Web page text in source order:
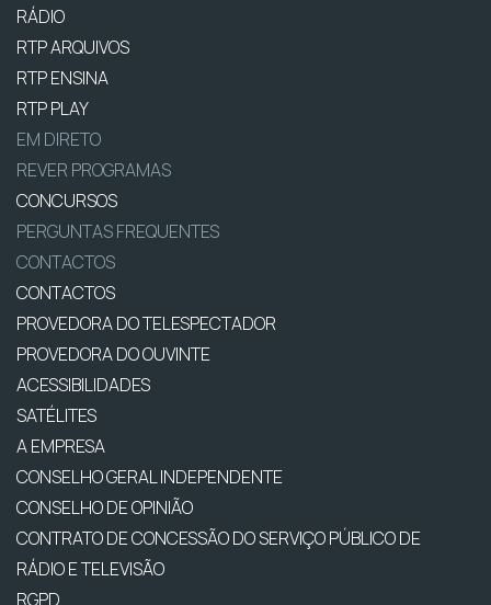
RÁDIO
RTP ARQUIVOS
RTP ENSINA
RTP PLAY
EM DIRETO
REVER PROGRAMAS
CONCURSOS
PERGUNTAS FREQUENTES
CONTACTOS
CONTACTOS
PROVEDORA DO TELESPECTADOR
PROVEDORA DO OUVINTE
ACESSIBILIDADES
SATÉLITES
A EMPRESA
CONSELHO GERAL INDEPENDENTE
CONSELHO DE OPINIÃO
CONTRATO DE CONCESSÃO DO SERVIÇO PÚBLICO DE
RÁDIO E TELEVISÃO
RGPD